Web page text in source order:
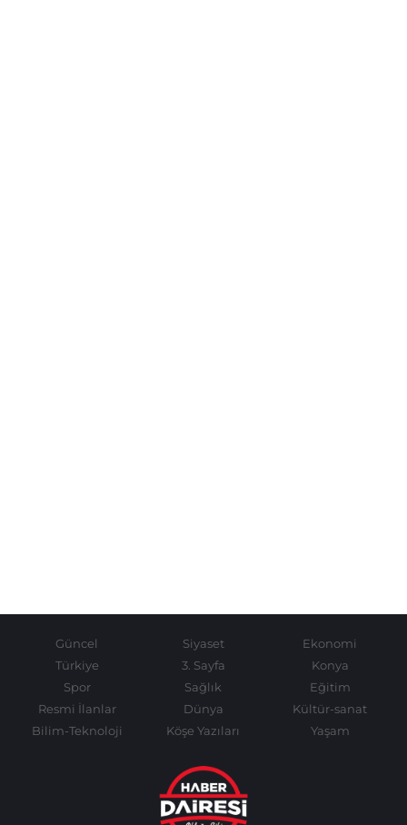
Güncel Siyaset
Ekonomi
Türkiye
3. Sayfa
Konya
Spor
Sağlık
Eğitim
Resmi İlanlar
Dünya
Kültür-sanat
Bilim-Teknoloji
Köşe Yazıları Yaşam